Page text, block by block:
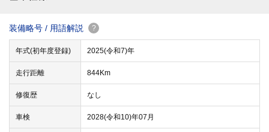
装備略号 / 用語解説 ?
年式(初年度登録) 2025(令和7)年
走行距離 844Km
修復歴 なし
車検 2028(令和10)年07月